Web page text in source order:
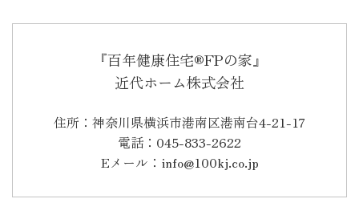
『百年健康住宅®FPの家』
近代ホーム株式会社
住所：神奈川県横浜市港南区港南台4-21-17
電話：045-833-2622
Eメール：info@100kj.co.jp